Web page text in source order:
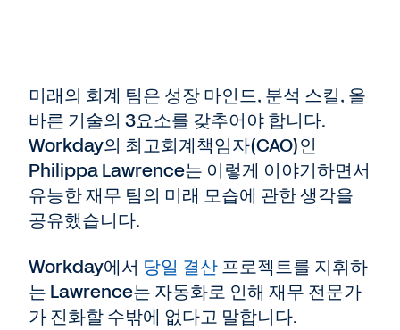
미래의 회계 팀은 성장 마인드, 분석 스킬, 올
바른 기술의 3요소를 갖추어야 합니다.
Workday의 최고회계책임자(CAO)인
Philippa Lawrence는 이렇게 이야기하면서
유능한 재무 팀의 미래 모습에 관한 생각을
공유했습니다.
Workday에서 당일 결산프로젝트를 지휘하
는 Lawrence는 자동화로 인해 재무 전문가
가 진화할 수밖에 없다고 말합니다.